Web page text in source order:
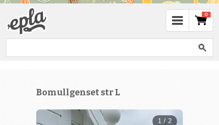
0
Bomullgenset str L
1 / 2